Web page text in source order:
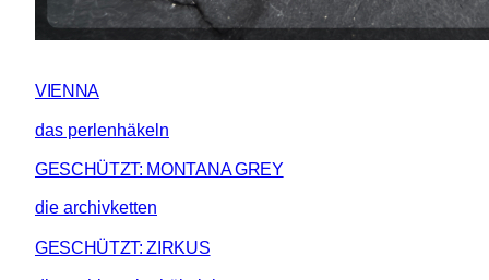
VIENNA
das perlenhäkeln
GESCHÜTZT: MONTANA GREY
die archivketten
GESCHÜTZT: ZIRKUS